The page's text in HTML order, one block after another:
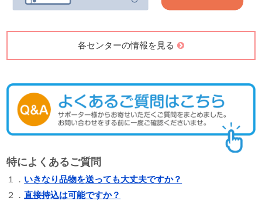
各センターの情報を見る
特によくあるご質問
１． いきなり品物を送っても大丈夫ですか？
２．直接持込は可能ですか？